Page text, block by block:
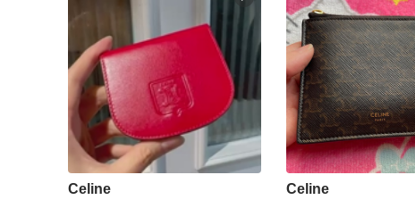
Celine Celine